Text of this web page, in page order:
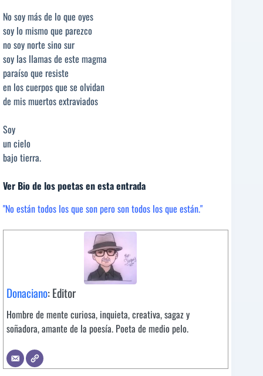
No soy más de lo que oyes
soy lo mismo que parezco
no soy norte sino sur
soy las llamas de este magma
paraíso que resiste
en los cuerpos que se olvidan
de mis muertos extraviados
Soy
un cielo
bajo tierra.
Ver Bio de los poetas en esta entrada
"No están todos los que son pero son todos los que están."
Donaciano: Editor
Hombre de mente curiosa, inquieta, creativa, sagaz y
soñadora, amante de la poesía. Poeta de medio pelo.